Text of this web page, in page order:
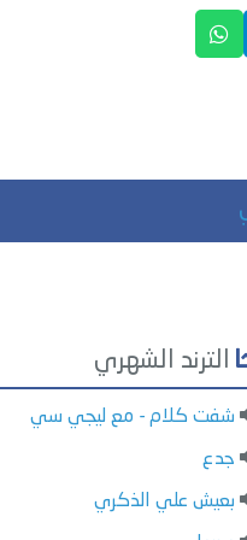
الترند الشهري
شفت كلام - مع ليجي سي
جدع
بعيش علي الذكري